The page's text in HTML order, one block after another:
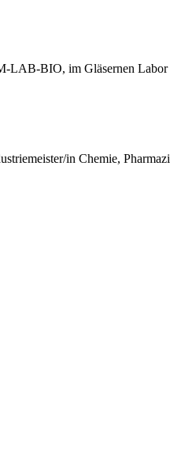
LAB-BIO, im Gläsernen
in Chemie,